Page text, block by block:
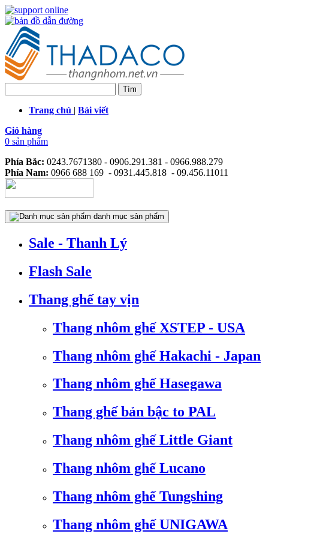
Trang chủ | Bài viết
Giỏ hàng
0 sản phẩm
Phía Bắc: 0243.7671380 - 0906.291.381 - 0966.988.279
Phía Nam: 0966 688 169 - 0931.445.818 - 09.456.11011
danh mục sản phẩm
Sale - Thanh Lý
Flash Sale
Thang ghế tay vịn
Thang nhôm ghế XSTEP - USA
Thang nhôm ghế Hakachi - Japan
Thang nhôm ghế Hasegawa
Thang ghế bản bậc to PAL
Thang nhôm ghế Little Giant
Thang nhôm ghế Lucano
Thang nhôm ghế Tungshing
Thang nhôm ghế UNIGAWA